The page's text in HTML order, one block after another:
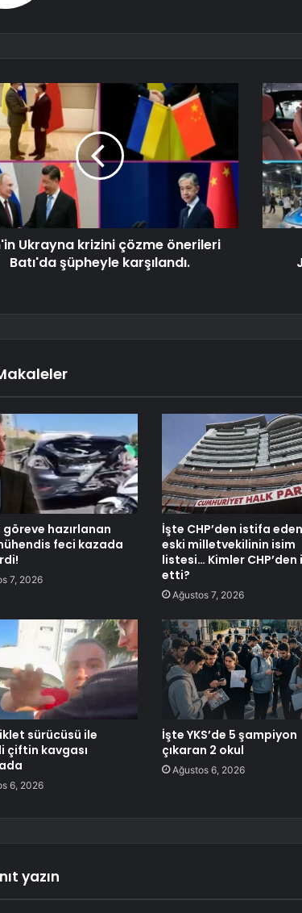
Ukrayna krizini çözme önerileri
Batı'da şüpheyle karşılandı.
hazırlanan
feci kazada
7, 2026
İşte CHP’den istifa
eski milletvekilinin isim
listesi… Kimler
etti?
Ağustos 7, 2026
sürücüsü ile
çiftin kavgası
6, 2026
İşte YKS’de 5 şampiyon
çıkaran 2 okul
Ağustos 6, 2026
yazın